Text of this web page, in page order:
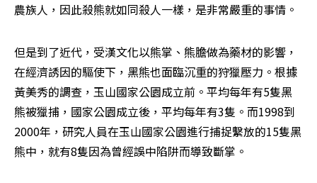
農族人，因此殺熊就如同殺人一樣，是非常嚴重的事情。
但是到了近代，受漢文化以熊掌、熊膽做為藥材的影響，
在經濟誘因的驅使下，黑熊也面臨沉重的狩獵壓力。根據
黃美秀的調查，玉山國家公園成立前。平均每年有5隻黑
熊被獵捕，國家公園成立後，平均每年有3隻。而1998到
2000年，研究人員在玉山國家公園進行捕捉繫放的15隻黑
熊中，就有8隻因為曾經誤中陷阱而導致斷掌。